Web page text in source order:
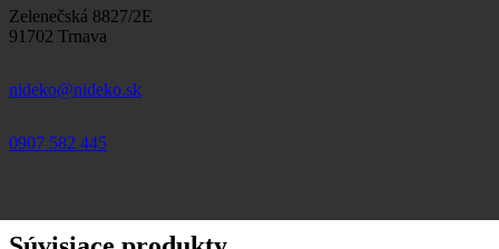
Zelenečská 8827/2E
91702 Trnava
nideko@nideko.sk
0907 582 445